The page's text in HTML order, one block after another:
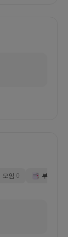
모임 0 부스